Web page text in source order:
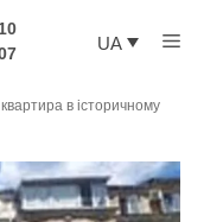
UA
в історичному